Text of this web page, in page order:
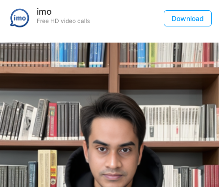
imo
Free HD video calls Download